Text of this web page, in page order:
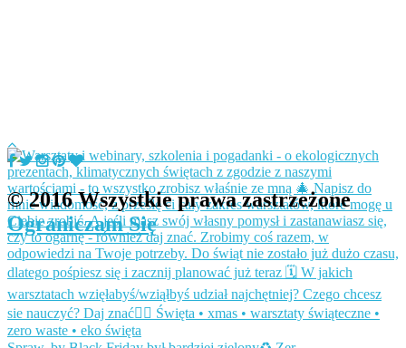
© 2016 Wszystkie prawa zastrzeżone
Ograniczam Się